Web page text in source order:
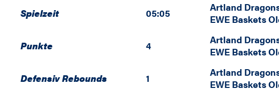
Spielzeit 05:05 Artland
EWE Baskets
Punkte 4 Artland
EWE Baskets
Defensiv Rebounds 1 Artland
EWE Baskets